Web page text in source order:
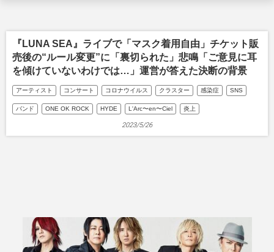
『LUNA SEA』ライブで「マスク着用自由」チケット販
売後の“ルール変更”に「裏切られた」悲鳴「ご意見に耳
を傾けていないわけでは…」運営が答えた決断の背景
アーティスト コンサート コロナウイルス クラスター 感染症 SNS
バンド ONE OK ROCK HYDE L'Arc〜en〜Ciel 炎上
2023/5/26